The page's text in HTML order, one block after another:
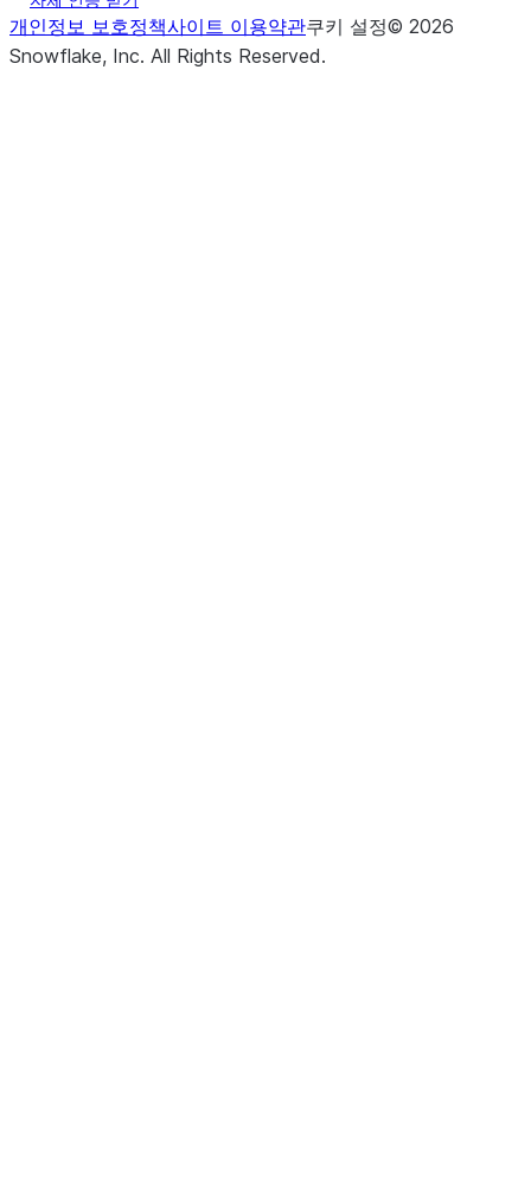
개인정보 보호정책사이트 이용약관쿠키 설정© 2026
Snowflake, Inc. All Rights Reserved.